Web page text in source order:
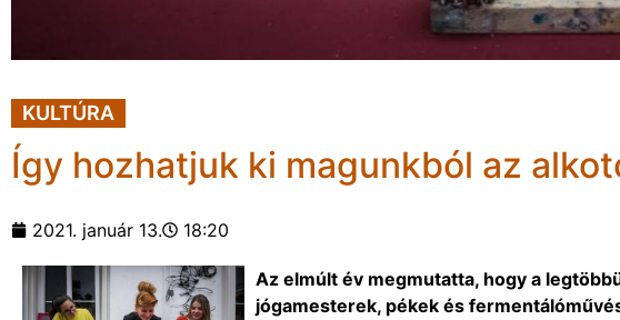
KULTÚRA
Így hozhatjuk ki magunkból az
2021. január 13. 18:20
Az elmúlt év megmutatta, hogy a
jógamesterek, pékek és